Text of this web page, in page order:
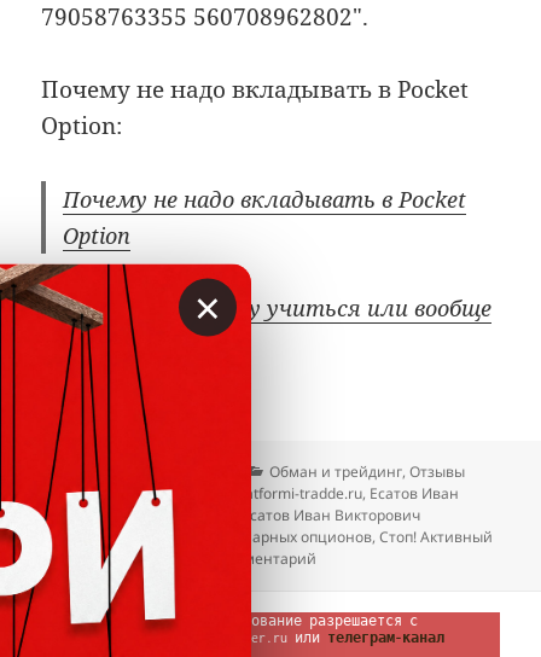
79058763355 560708962802″.
Почему не надо вкладывать в Pocket
Option:
Почему не надо вкладывать в Pocket
Option
Трейдинг: самому учиться или вообще
не лезть?
Опубликовано
28.11.2025 Рубрики
Обман и трейдинг,Отзывы
Метки
@tradispb ,@vova_tradd platformi-tradde.ru, Есатов Иван
Андреевич 560708962802
Касатов Иван Викторович
79058923455
Лохотроны бинарных опционов,Стоп! Активный
трейдинг
Добавить комментарий
гиперссылкой на сайт vklader.ru или телеграм-канал
×